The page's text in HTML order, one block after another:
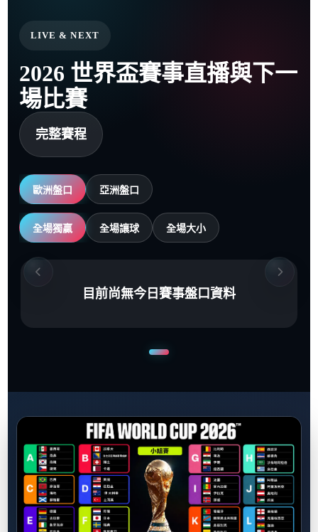
LIVE & NEXT
2026 世界盃賽事直播與下一
場比賽
完整賽程
歐洲盤口 亞洲盤口
全場獨贏 全場讓球 全場大小
目前尚無今日賽事盤口資料